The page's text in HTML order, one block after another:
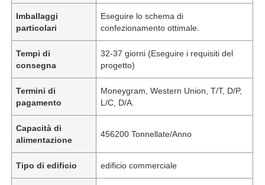
Imballaggi
particolari
Eseguire lo schema di
confezionamento ottimale.
Tempi di
consegna
32-37 giorni (Eseguire i requisiti del
progetto)
Termini di
pagamento
Moneygram, Western Union, T/T, D/P,
L/C, D/A.
Capacità di
alimentazione
456200 Tonnellate/Anno
Tipo di edificio edificio commerciale